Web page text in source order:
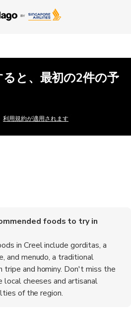
と、最初の2件の予
利用規約が適用されます
foods to try in
in Creel include gorditas, a
and menudo, a traditional
tripe and hominy. Don't miss the
cheeses and artisanal
of the region.